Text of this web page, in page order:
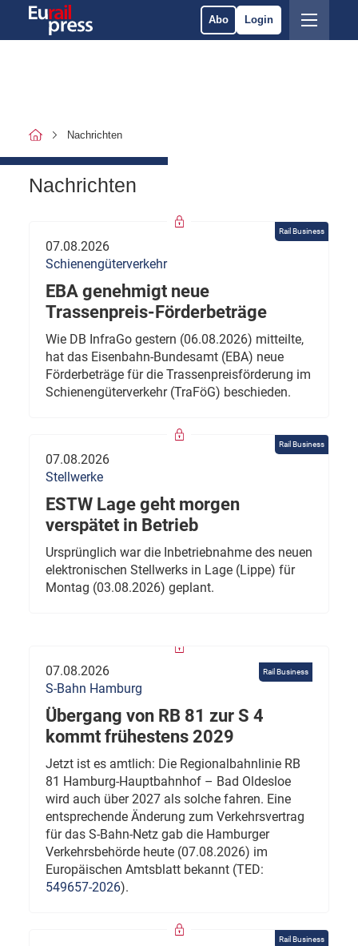
Abo Login
Nachrichten
Nachrichten
Rail Business
07.08.2026
Schienengüterverkehr
EBA genehmigt neue
Trassenpreis-Förderbeträge
Wie DB InfraGo gestern (06.08.2026) mitteilte,
hat das Eisenbahn-Bundesamt (EBA) neue
Förderbeträge für die Trassenpreisförderung im
Schienengüterverkehr (TraFöG) beschieden.
Rail Business
07.08.2026
Stellwerke
ESTW Lage geht morgen
verspätet in Betrieb
Ursprünglich war die Inbetriebnahme des neuen
elektronischen Stellwerks in Lage (Lippe) für
Montag (03.08.2026) geplant.
Rail Business
07.08.2026
S-Bahn Hamburg
Übergang von RB 81 zur S 4
kommt frühestens 2029
Jetzt ist es amtlich: Die Regionalbahnlinie RB
81 Hamburg-Hauptbahnhof – Bad Oldesloe
wird auch über 2027 als solche fahren. Eine
entsprechende Änderung zum Verkehrsvertrag
für das S-Bahn-Netz gab die Hamburger
Verkehrsbehörde heute (07.08.2026) im
Europäischen Amtsblatt bekannt (TED:
549657-2026).
Rail Business